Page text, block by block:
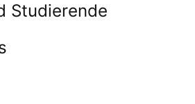
Studierende